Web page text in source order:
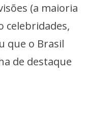
(a maioria
celebridades,
que o Brasil
de destaque